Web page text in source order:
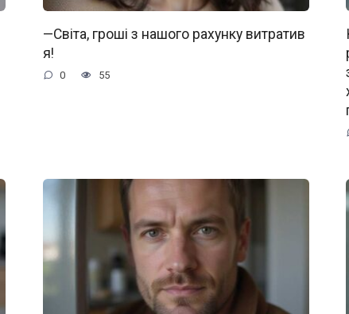
—Світа, гроші з нашого рахунку витратив
я!
0 55